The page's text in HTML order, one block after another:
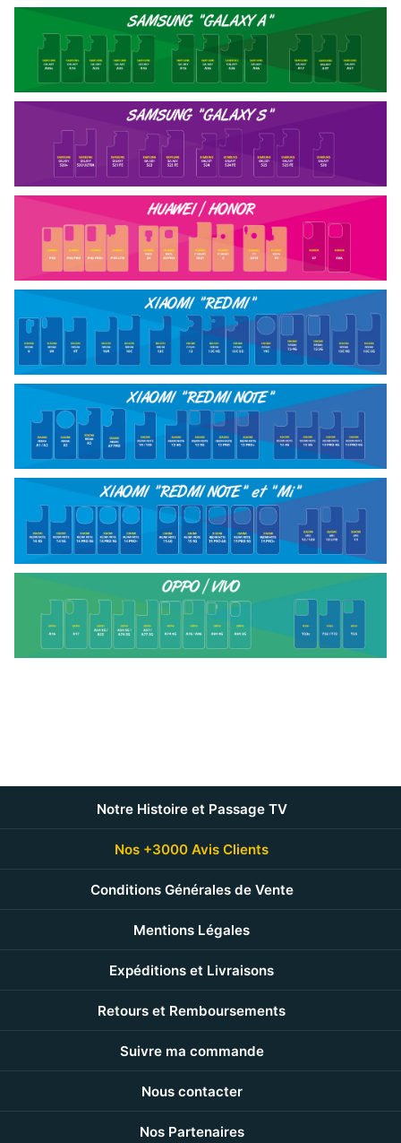
Notre Histoire et Passage TV
Nos +3000 Avis Clients
Conditions Générales de Vente
Mentions Légales
Expéditions et Livraisons
Retours et Remboursements
Suivre ma commande
Nous contacter
Nos Partenaires